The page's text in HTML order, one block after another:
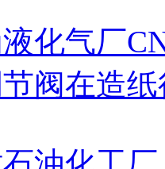
化气厂
阀在造